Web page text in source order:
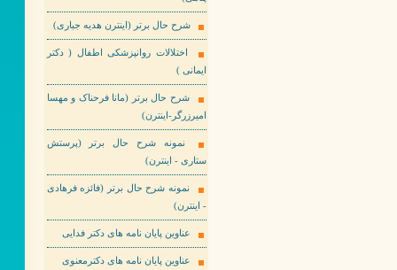
شرح حال برتر (اینترن هدیه جباری)
اختلالات روانپزشکی اطفال ( دکتر
ایمانی )
شرح حال برتر (مانا فرحناک و مهسا
امیرزرگر-اینترن)
نمونه شرح حال برتر (پرستش
ستاری - اینترن)
نمونه شرح حال برتر (فائزه فرهادی
- اینترن)
عناوین پایان نامه های دکتر فدایی
عناوین پایان نامه های دکترمعنوی